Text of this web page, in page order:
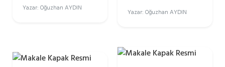
Yazar: Oğuzhan AYDIN
Yazar: Oğuzhan AYDIN